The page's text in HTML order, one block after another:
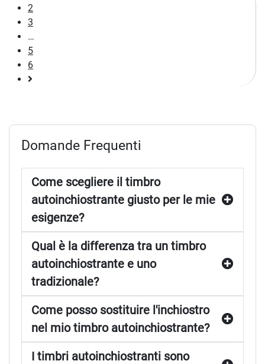
2
3
…
5
6
Domande Frequenti
Come scegliere il timbro
autoinchiostrante giusto per le mie
esigenze?
Qual è la differenza tra un timbro
autoinchiostrante e uno
tradizionale?
Come posso sostituire l'inchiostro
nel mio timbro autoinchiostrante?
I timbri autoinchiostranti sono